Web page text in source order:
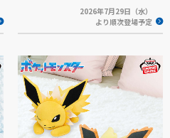
2026年7月29日（水）
より順次登場予定